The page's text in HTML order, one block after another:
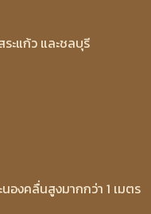
ะแก้ว และชลบุรี
องคลื่นสูงมากกว่า 1 เมตร